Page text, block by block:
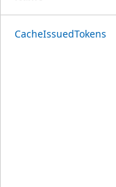
CacheIssuedTokens